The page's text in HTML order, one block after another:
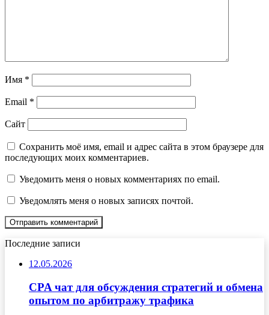
Имя *
Email *
Сайт
Сохранить моё имя, email и адрес сайта в этом браузере для
последующих моих комментариев.
Уведомить меня о новых комментариях по email.
Уведомлять меня о новых записях почтой.
Последние записи
12.05.2026
CPA чат для обсуждения стратегий и обмена
опытом по арбитражу трафика